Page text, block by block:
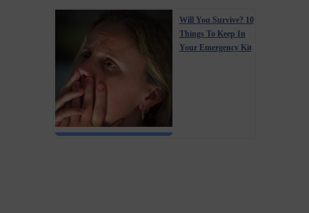
Will You Survive? 10
Things To Keep In
Your Emergency Kit